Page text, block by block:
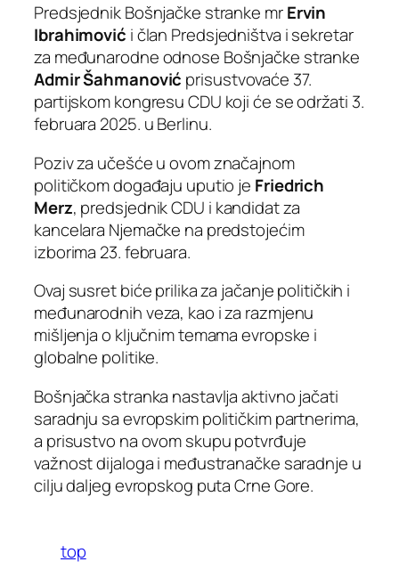
Predsjednik Bošnjačke stranke mrErvin
Ibrahimović i član Predsjedništva i sekretar
za međunarodne odnose Bošnjačke stranke
Admir Šahmanović prisustvovaće 37.
partijskom kongresu CDU koji će se održati 3.
februara 2025. u Berlinu.
Poziv za učešće u ovom značajnom
političkom događaju uputio je Friedrich
Merz, predsjednik CDU i kandidat za
kancelara Njemačke na predstojećim
izborima 23. februara.
Ovaj susret biće prilika za jačanje političkih i
međunarodnih veza, kao i za razmjenu
mišljenja o ključnim temama evropske i
globalne politike.
Bošnjačka stranka nastavlja aktivno jačati
saradnju sa evropskim političkim partnerima,
a prisustvo na ovom skupu potvrđuje
važnost dijaloga i međustranačke saradnje u
cilju daljeg evropskog puta Crne Gore.
top